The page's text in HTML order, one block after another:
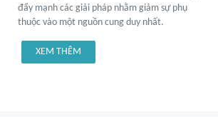
đẩy mạnh các giải pháp nhằm giảm sự phụ
thuộc vào một nguồn cung duy nhất.
XEM THÊM